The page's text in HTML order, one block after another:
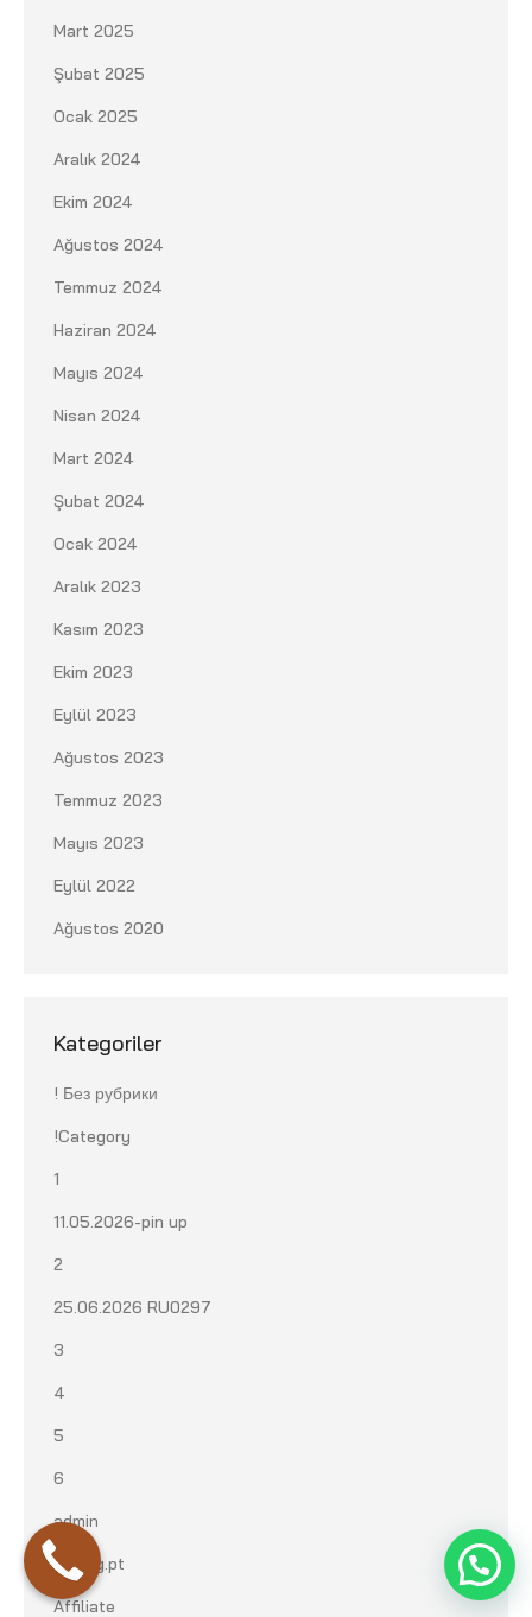
Mart 2025
Şubat 2025
Ocak 2025
Aralık 2024
Ekim 2024
Ağustos 2024
Temmuz 2024
Haziran 2024
Mayıs 2024
Nisan 2024
Mart 2024
Şubat 2024
Ocak 2024
Aralık 2023
Kasım 2023
Ekim 2023
Eylül 2023
Ağustos 2023
Temmuz 2023
Mayıs 2023
Eylül 2022
Ağustos 2020
Kategoriler
! Без рубрики
!Category
1
11.05.2026-pin up
2
25.06.2026 RU0297
3
4
5
6
admin
aeiseg.pt
Affiliate